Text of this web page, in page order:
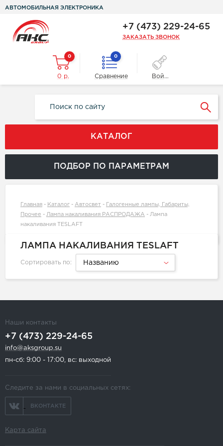
АВТОМОБИЛЬНАЯ ЭЛЕКТРОНИКА
+7 (473) 229-24-65
ЗАКАЗАТЬ ЗВОНОК
0
0 р.
0
Сравнение Войти
КАТАЛОГ
ПОДБОР ПО ПАРАМЕТРАМ
Главная - Каталог - Автосвет -
Галогенные лампы, Габариты,
Прочее - Лампа накаливания РАСПРОДАЖА - Лампа
накаливания TESLAFT
ЛАМПА НАКАЛИВАНИЯ TESLAFT
Сортировать по: Названию
Наши контакты
+7 (473) 229-24-65
info@aksgroup.su
пн-сб: 9:00 - 17:00, вс: выходной
Следите за нами в социальных сетях:
ВКОНТАКТЕ
Карта сайта